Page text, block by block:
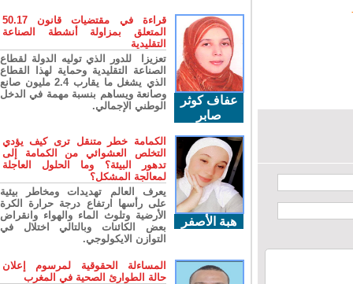
عفاف كوثر
صابر
قراءة في مقتضيات قانون 50.17
المتعلق بمزاولة أنشطة الصناعة
التقليدية
تعزيزا للدور الذي توليه الدولة لقطاع
الصناعة التقليدية وحماية لهذا القطاع
الذي يشغل ما يقارب 2.4 مليون صانع
وصانعة ويساهم بنسبة مهمة في الدخل
الوطني الإجمالي.
هبة الأصفر
الكمامة خطر متنقل ترى كيف يؤدي
التخلص العشوائي من الكمامة إلى
تدهور البيئة؟ وما الحلول العاجلة
لمعالجة المشكل؟
يعرف العالم تهديدات ومخاطر بيئية
على رأسها ارتفاع درجة حرارة الكرة
الأرضية وتلوث الماء والهواء وانقراض
بعض الكائنات وبالتالي اختلال في
التوازن الايكولوجي.
المساءلة الحقوقية لمرسوم إعلان
حالة الطوارئ الصحية في المغرب